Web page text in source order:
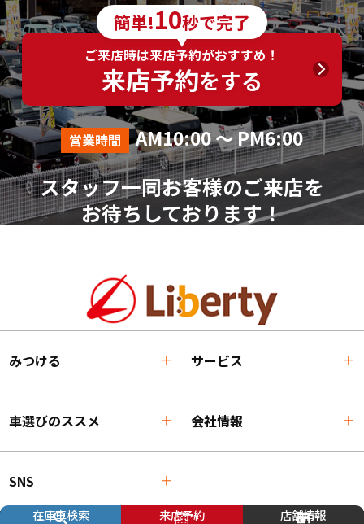
在庫車検索 来店予約 店舗情報
簡単!10秒で完了
ご来店時は来店予約がおすすめ！
来店予約をする
営業時間 AM10:00 ～ PM6:00
スタッフ一同お客様のご来店を
お待ちしております！
みつける サービス
車選びのススメ 会社情報
SNS